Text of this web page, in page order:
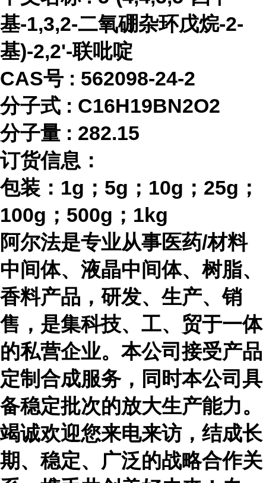
基-1,3,2-二氧硼杂环戊烷-2-
基)-2,2'-联吡啶
CAS号 : 562098-24-2
分子式 : C16H19BN2O2
分子量 : 282.15
订货信息：
包装： 1g；5g；10g；25g；
100g；500g；1kg
阿尔法是专业从事医药/材料
中间体、液晶中间体、树脂、
香料产品，研发、生产、销
售，是集科技、工、贸于一体
的私营企业。本公司接受产品
定制合成服务，同时本公司具
备稳定批次的放大生产能力。
竭诚欢迎您来电来访，结成长
期、稳定、广泛的战略合作关